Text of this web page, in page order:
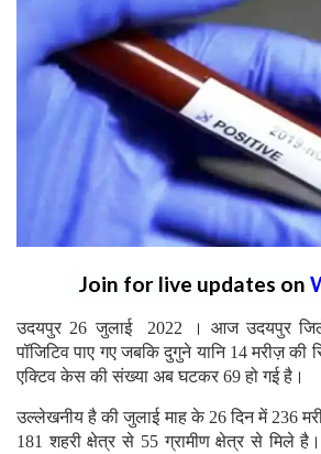
Join for live updates on
उदयपुर 26 जुलाई 2022 । आज उदयपुर
पॉजिटिव पाए गए जबकि दुगुने यानि 14 मरीज़ की
एक्टिव केस की संख्या अब घटकर 69 हो गई है।
उल्लेखनीय है की जुलाई माह के 26 दिन में 236
181 शहरी क्षेत्र से 55 ग्रामीण क्षेत्र से मिले